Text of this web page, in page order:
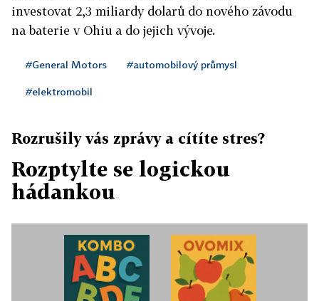
investovat 2,3 miliardy dolarů do nového závodu
na baterie v Ohiu a do jejich vývoje.
#General Motors #automobilový průmysl
#elektromobil
Rozrušily vás zprávy a cítíte stres?
Rozptylte se logickou
hádankou